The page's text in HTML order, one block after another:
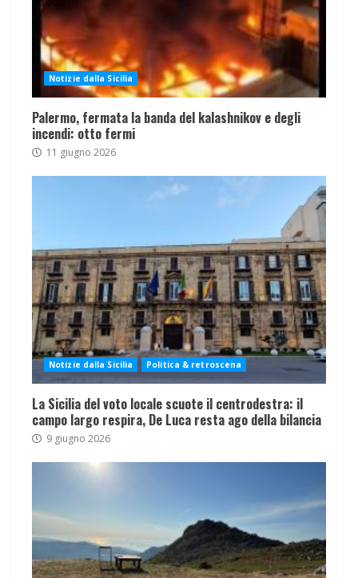
Notizie dalla Sicilia
Palermo, fermata la banda del kalashnikov e degli
incendi: otto fermi
11 giugno 2026
Notizie dalla Sicilia Politica & retroscena
La Sicilia del voto locale scuote il centrodestra: il
campo largo respira, De Luca resta ago della bilancia
9 giugno 2026